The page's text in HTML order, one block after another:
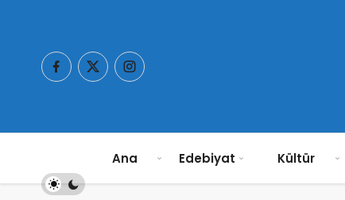
Ana Edebiyat Kültür